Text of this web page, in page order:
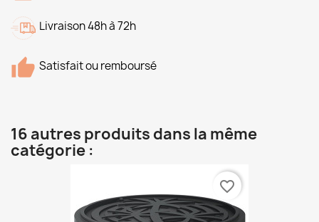
Livraison 48h à 72h
Satisfait ou remboursé
16 autres produits dans la même
catégorie :
favorite_border